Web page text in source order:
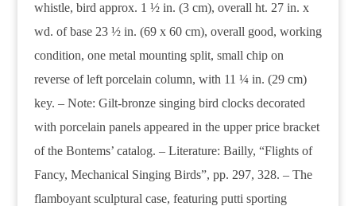
whistle, bird approx. 1 ½ in. (3 cm), overall ht. 27 in. x
wd. of base 23 ½ in. (69 x 60 cm), overall good, working
condition, one metal mounting split, small chip on
reverse of left porcelain column, with 11 ¼ in. (29 cm)
key. – Note: Gilt-bronze singing bird clocks decorated
with porcelain panels appeared in the upper price bracket
of the Bontems’ catalog. – Literature: Bailly, “Flights of
Fancy, Mechanical Singing Birds”, pp. 297, 328. – The
flamboyant sculptural case, featuring putti sporting